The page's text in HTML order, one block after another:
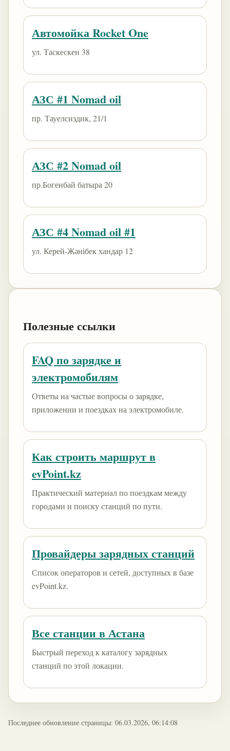
Автомойка Rocket One
ул. Таскескен 38
АЗС #1 Nomad oil
пр. Тауелсиздик, 21/1
АЗС #2 Nomad oil
пр.Богенбай батыра 20
АЗС #4 Nomad oil #1
ул. Керей-Жәнібек хандар 12
Полезные ссылки
FAQ по зарядке и
электромобилям
Ответы на частые вопросы о зарядке,
приложении и поездках на электромобиле.
Как строить маршрут в
evPoint.kz
Практический материал по поездкам между
городами и поиску станций по пути.
Провайдеры зарядных станций
Список операторов и сетей, доступных в базе
evPoint.kz.
Все станции в Астана
Быстрый переход к каталогу зарядных
станций по этой локации.
Последнее обновление страницы: 06.03.2026, 06:14:08